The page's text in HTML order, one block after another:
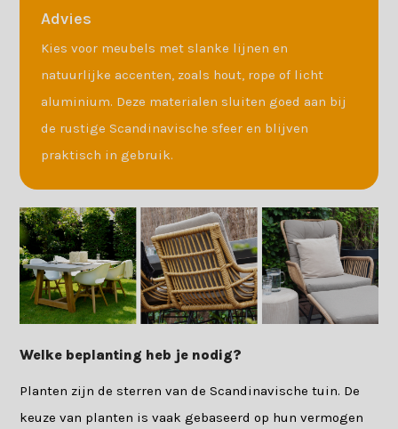
Advies
Kies voor meubels met slanke lijnen en
natuurlijke accenten, zoals hout, rope of licht
aluminium. Deze materialen sluiten goed aan bij
de rustige Scandinavische sfeer en blijven
praktisch in gebruik.
Welke beplanting heb je nodig?
Planten zijn de sterren van de Scandinavische tuin. De
keuze van planten is vaak gebaseerd op hun vermogen